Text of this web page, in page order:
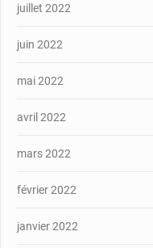
juillet 2022
juin 2022
mai 2022
avril 2022
mars 2022
février 2022
janvier 2022